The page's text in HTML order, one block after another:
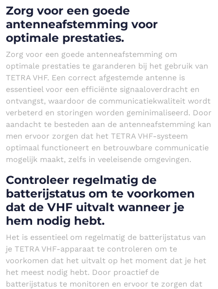
Zorg voor een goede
antenneafstemming voor
optimale prestaties.
Zorg voor een goede antenneafstemming om
optimale prestaties te garanderen bij het gebruik van
TETRA VHF. Een correct afgestemde antenne is
essentieel voor een efficiënte signaaloverdracht en
ontvangst, waardoor de communicatiekwaliteit wordt
verbeterd en storingen worden geminimaliseerd. Door
aandacht te besteden aan de antenneafstemming kan
men ervoor zorgen dat het TETRA VHF-systeem
optimaal functioneert en betrouwbare communicatie
mogelijk maakt, zelfs in veeleisende omgevingen.
Controleer regelmatig de
batterijstatus om te voorkomen
dat de VHF uitvalt wanneer je
hem nodig hebt.
Het is essentieel om regelmatig de batterijstatus van
je TETRA VHF-apparaat te controleren om te
voorkomen dat het uitvalt op het moment dat je het
het meest nodig hebt. Door proactief de
batterijstatus te monitoren en ervoor te zorgen dat